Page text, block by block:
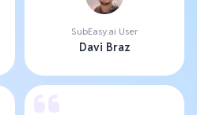
SubEasy.ai User
Davi Braz